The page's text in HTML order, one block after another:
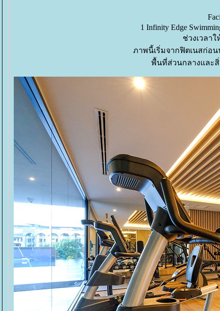
1 Infinity Edge
ช่วงเวลาใ
ภาพนี้เริ่มจากฟิตเนสก่อน
พื้นที่ส่วนกลางและ